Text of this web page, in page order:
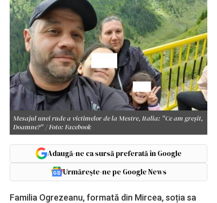
Mesajul unei rude a victimelor de la Mestre, Italia: "Ce am greșit,
Doamne?" / Foto: Facebook
Adaugă-ne ca sursă preferată în Google
Urmărește-ne pe Google News
Familia Ogrezeanu, formată din Mircea, soția sa